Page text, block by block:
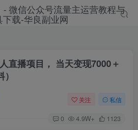
直播项目， 当天变现7000＋
关注 私信
0 4.9W+ 1123